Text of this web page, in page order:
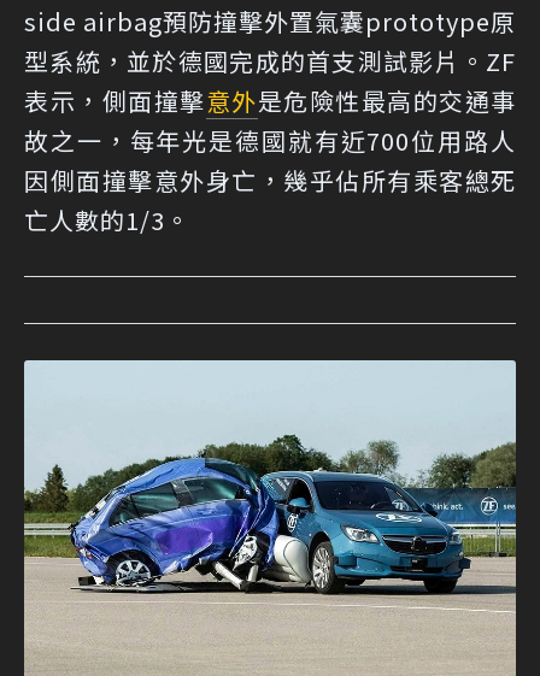
side airbag預防撞擊外置氣囊prototype原
型系統，並於德國完成的首支測試影片。ZF
表示，側面撞擊意外是危險性最高的交通事
故之一，每年光是德國就有近700位用路人
因側面撞擊意外身亡，幾乎佔所有乘客總死
亡人數的1/3。